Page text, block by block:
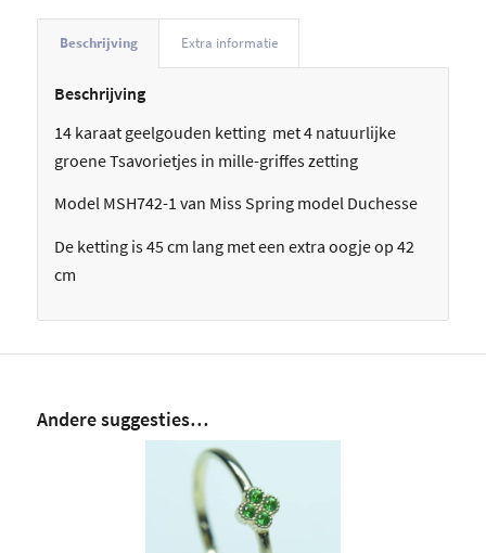
Beschrijving Extra informatie
Beschrijving
14 karaat geelgouden ketting met 4 natuurlijke
groene Tsavorietjes in mille-griffes zetting
Model MSH742-1 van Miss Spring model Duchesse
De ketting is 45 cm lang met een extra oogje op 42
cm
Andere suggesties…